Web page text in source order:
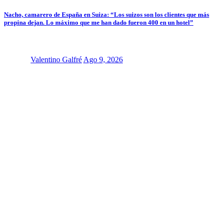
Nacho, camarero de España en Suiza: “Los suizos son los clientes que más
propina dejan. Lo máximo que me han dado fueron 400 en un hotel”
Valentino Galfré Ago 9, 2026